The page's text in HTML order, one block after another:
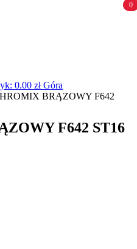
0
0
0.00 zł Góra
BRĄZOWY F642
F642 ST16